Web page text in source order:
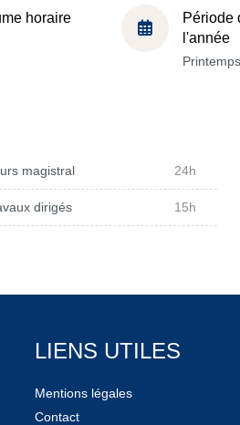
horaire
Période
l'année
Printemps
magistral 24h
dirigés 15h
LIENS UTILES
Mentions légales
Contact